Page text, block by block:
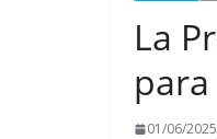
La
01/06/2025